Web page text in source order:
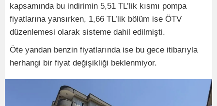
kapsamında bu indirimin 5,51 TL’lik kısmı pompa
fiyatlarına yansırken, 1,66 TL’lik bölüm ise ÖTV
düzenlemesi olarak sisteme dahil edilmişti.
Öte yandan benzin fiyatlarında ise bu gece itibarıyla
herhangi bir fiyat değişikliği beklenmiyor.